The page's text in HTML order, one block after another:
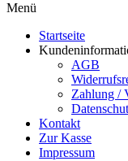
Menü
Startseite
AGB
Zahlung /
Kontakt
Zur Kasse
Impressum